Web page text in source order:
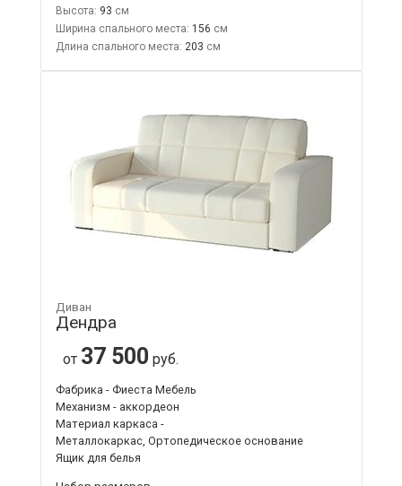
Высота: 93
Ширина спального места: 156
Длина спального места: 203
Диван
Дендра
от 37 500 руб.
Фабрика - Фиеста Мебель
Механизм - аккордеон
Материал каркаса -
Металлокаркас, Ортопедическое основание
Ящик для белья